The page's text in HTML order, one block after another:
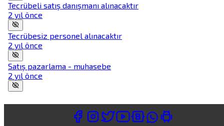
Tecrübeli satış danışmanı alınacaktır
2 yıl önce
Tecrübesiz personel alınacaktır
2 yıl önce
Satış pazarlama - muhasebe
2 yıl önce